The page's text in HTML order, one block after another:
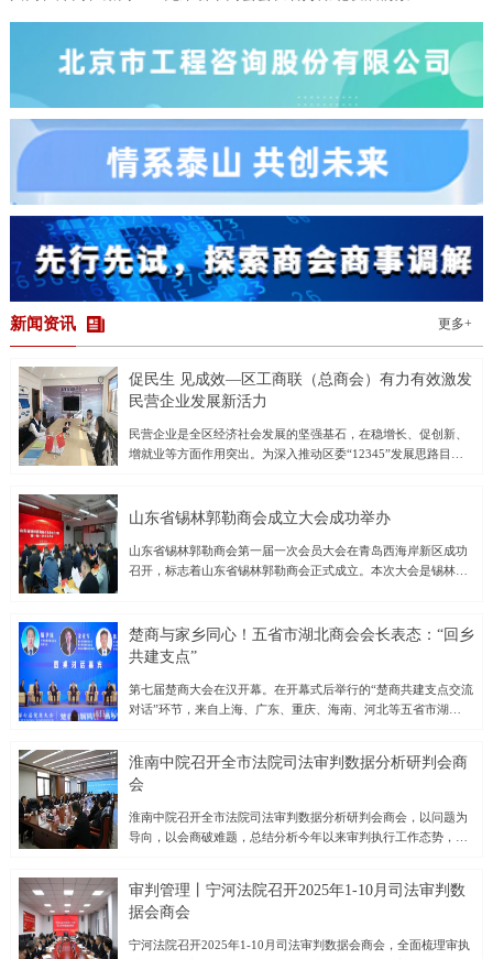
酿造工艺，并同步在网络直播间进行展销。 侨博会已成为浙江承
接中国国际进口博览会溢出效
新闻资讯 更多+
促民生 见成效—区工商联（总商会）有力有效激发
民营企业发展新活力
民营企业是全区经济社会发展的坚强基石，在稳增长、促创新、
增就业等方面作用突出。为深入推动区委“12345”发展思路目标
区工商联（总商会）围绕开展“进企业、解难题、送政策、促发
加工有限公司、鹊鹞通用航空服务（黑龙江）有限公司、绥化市
大豫商贸有限公司等企业，通过实地察看、座谈交流，深入了解
激发企业家敢闯敢拼的精神，在各自赛道上书写着开拓奋进的精
彩篇章，为全区经济高质量发展做出新贡献。绥化鼎汇生物科技
牧领域十余载，“鼎汇”牌饲料、浓缩饲料覆盖猪、禽等品类，销
售网络覆盖黑龙江区域。在与企业负责人交流中，他们感到，当
山东省锡林郭勒商会成立大会成功举办
山东省锡林郭勒商会第一届一次会员大会在青岛西海岸新区成功
召开，标志着山东省锡林郭勒商会正式成立。本次大会是锡林郭
《关于同意召开山东省锡林郭勒商会成立大会的批复》，随后审
议并通过了《山东省锡林郭勒商会成立筹备工作报告》《第一届
（草案）》等重要文件。会议还审议通过了总监票人、监票人名
单，并公布了第一届理事会、负责人及监事会候选人名单。经过
础。新当选的会长青岛蒙记牧业发展有限公司董事长常星原在致
辞中表示，山东省锡林郭勒商会将秉承“服务会员、促进交流、助
力发展”的宗旨，积极搭建鲁蒙两地经济文化交流的桥梁，推动在
鲁锡林郭勒籍企业家的合作共赢，为山东与内蒙古的经济社会发
展贡献力量。山东省锡林郭勒商会的成立，不仅为在鲁的锡林郭
合、
楚商与家乡同心！五省市湖北商会会长表态：“回乡
共建支点”
第七届楚商大会在汉开幕。在开幕式后举行的“楚商共建支点交流
对话”环节，来自上海、广东、重庆、海南、河北等五省市湖北商
建成中部地区崛起重要战略支点。对话活动伊始，武汉大学经济
与管理学院副院长、武汉大学中国新民营经济研究中心主任罗知
教授发表了题为《湖北民营经济创新发展服务支点建设》的主旨
演讲。罗知教授援引数据指出，在中部崛起战略中，武汉发挥着
领头羊作用，而民营经济已成为支撑湖北发展的关键力量。罗知
是湖北发展有根产业优势突出；二是人工智能的颠覆式科技创
新；三是百万大学生是数字时代逆向创新的主力军。为做好湖北
生态，为中小企业提供公平竞争的市场环境；建设长江中游创新
淮南中院召开全市法院司法审判数据分析研判会商
会
淮南中院召开全市法院司法审判数据分析研判会商会，以问题为
导向，以会商破难题，总结分析今年以来审判执行工作态势，部
1-10月全市法院审判执行工作情况。各基层法院逐一汇报执法办
案相关情况，剖析当前工作中存在的短板和不足，并明确了工作
目标和改进举措。市中院各分管院领导点评和部署了条线相关工
作。潘晓晖强调，全市法院要紧盯年度目标任务不放松，坚决扛
审判管理丨宁河法院召开2025年1-10月司法审判数
据会商会
宁河法院召开2025年1-10月司法审判数据会商会，全面梳理审执